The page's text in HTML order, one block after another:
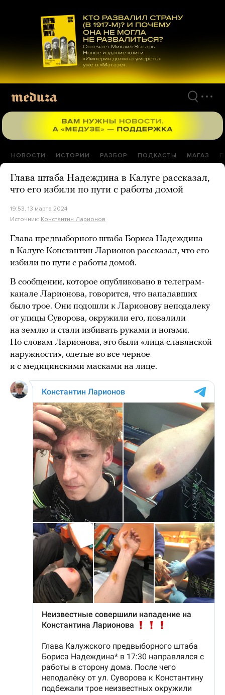
материалам
НОВОСТИ ИСТОРИИ РАЗБОР ПОДКАСТЫ МАГАЗ
Глава штаба Надеждина в Калуге рассказал,
что его избили по пути с работы домой
19:53, 13 марта 2024
Источник: Константин Ларионов
Глава предвыборного штаба Бориса Надеждина
в Калуге Константин Ларионов рассказал, что его
избили по пути с работы домой.
В сообщении, которое опубликовано в телеграм-
канале Ларионова, говорится, что нападавших
было трое. Они подошли к Ларионову неподалеку
от улицы Суворова, окружили его, повалили
на землю и стали избивать руками и ногами.
По словам Ларионова, это были «лица славянской
наружности», одетые во все черное
и с медицинскими масками на лице.